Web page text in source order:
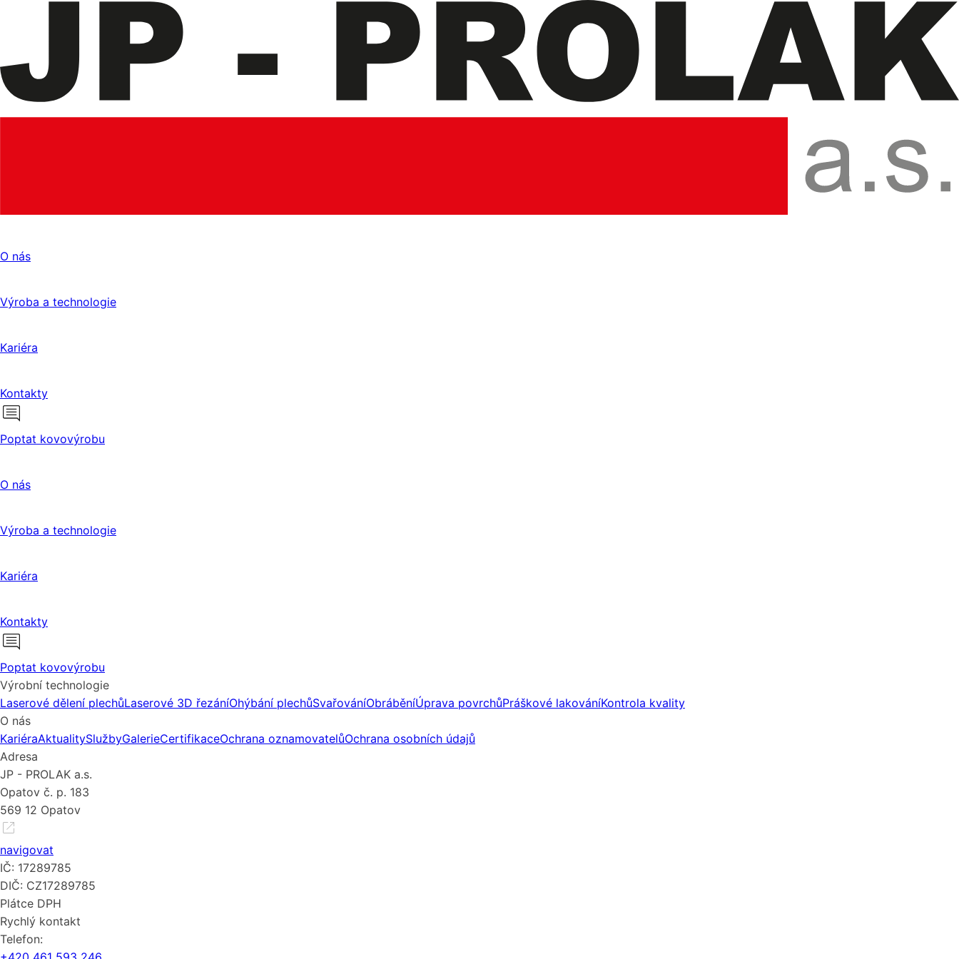
O nás
Výroba a technologie
Kariéra
Kontakty
Poptat kovovýrobu
O nás
Výroba a technologie
Kariéra
Kontakty
Poptat kovovýrobu
Výrobní technologie
Laserové dělení plechůLaserové 3D řezáníOhýbání plechůSvařováníObráběníÚprava povrchůPráškové lakováníKontrola kvality
O nás
KariéraAktualitySlužbyGalerieCertifikaceOchrana oznamovatelůOchrana osobních údajů
Adresa
JP - PROLAK a.s.
Opatov č. p. 183
569 12 Opatov
navigovat
IČ: 17289785
DIČ: CZ17289785
Plátce DPH
Rychlý kontakt
Telefon: